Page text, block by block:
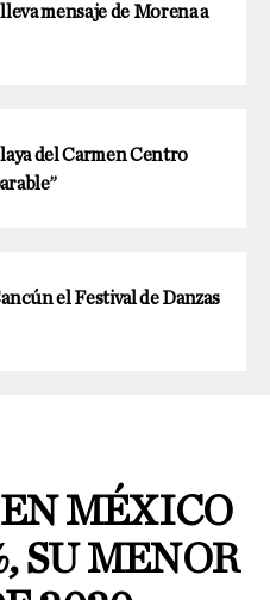
mensaje de Morena a
del Carmen Centro
el Festival de Danzas
MÉXICO
SU MENOR